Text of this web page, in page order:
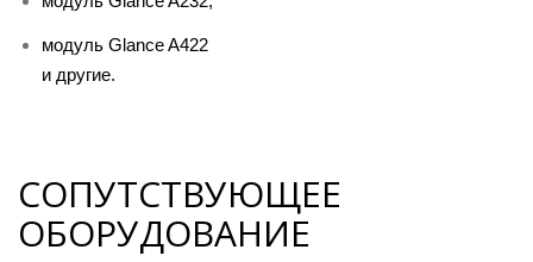
модуль Glance A422
и другие.
СОПУТСТВУЮЩЕЕ
ОБОРУДОВАНИЕ